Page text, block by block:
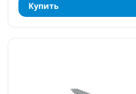
Купить